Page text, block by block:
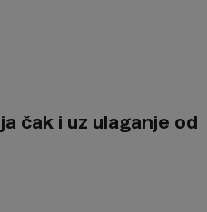
čak i uz ulaganje od